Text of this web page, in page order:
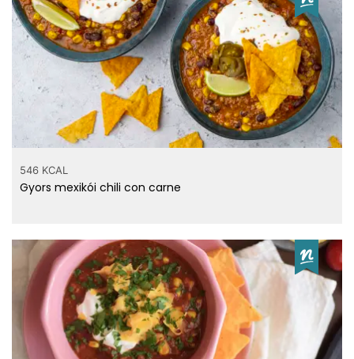
546 KCAL
Gyors mexikói chili con carne